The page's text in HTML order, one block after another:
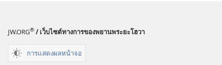
JW.ORG® / เว็บไซต์ทางการของพยานพระยะโฮวา
การแสดงผลหน้าจอ